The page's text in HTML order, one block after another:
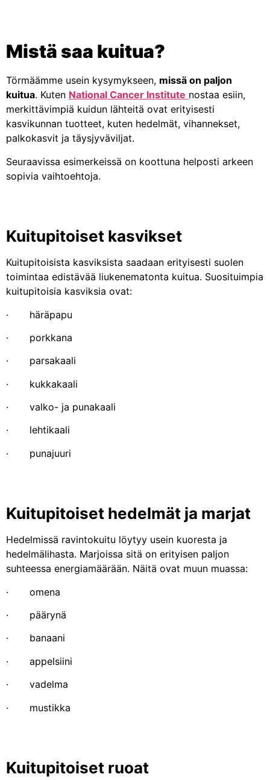
Mistä saa kuitua?
Törmäämme usein kysymykseen, missä on paljon
kuitua. Kuten National Cancer Institute nostaa esiin,
merkittävimpiä kuidun lähteitä ovat erityisesti
kasvikunnan tuotteet, kuten hedelmät, vihannekset,
palkokasvit ja täysjyväviljat.
Seuraavissa esimerkeissä on koottuna helposti arkeen
sopivia vaihtoehtoja.
Kuitupitoiset kasvikset
Kuitupitoisista kasviksista saadaan erityisesti suolen
toimintaa edistävää liukenematonta kuitua. Suosituimpia
kuitupitoisia kasviksia ovat:
· häräpapu
· porkkana
· parsakaali
· kukkakaali
· valko- ja punakaali
· lehtikaali
· punajuuri
Kuitupitoiset hedelmät ja marjat
Hedelmissä ravintokuitu löytyy usein kuoresta ja
hedelmälihasta. Marjoissa sitä on erityisen paljon
suhteessa energiamäärään. Näitä ovat muun muassa:
· omena
· päärynä
· banaani
· appelsiini
· vadelma
· mustikka
Kuitupitoiset ruoat